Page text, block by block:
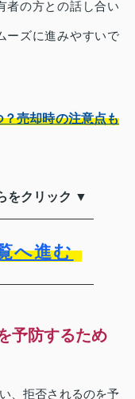
者の方との話し合い
ーズに進みやすいで
売却時の注意点も
をクリック ▼
へ進む
予防するため
、拒否されるのを予